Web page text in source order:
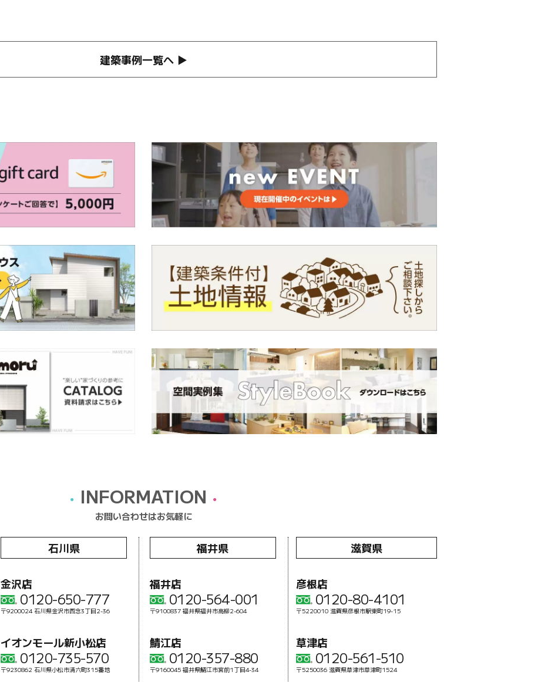
建築事例一覧へ
INFORMATION
お問い合わせはお気軽に
石川県
金沢店
0120-650-777
〒9200024 石川県金沢市西念3丁目2-36
イオンモール新小松店
0120-735-570
〒9230862 石川県小松市清六町315番地
福井県
福井店
0120-564-001
〒9100837 福井県福井市高柳2-604
鯖江店
0120-357-880
〒9160045 福井県鯖江市宮前1丁目4-34
滋賀県
彦根店
0120-80-4101
〒5220010 滋賀県彦根市駅東町19-15
草津店
0120-561-510
〒5250036 滋賀県草津市草津町1524